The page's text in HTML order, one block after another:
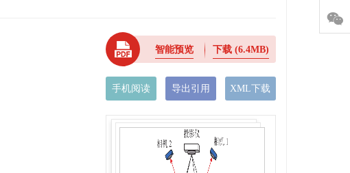
智能预览 下载 (6.4MB)
手机阅读 导出引用 XML下载